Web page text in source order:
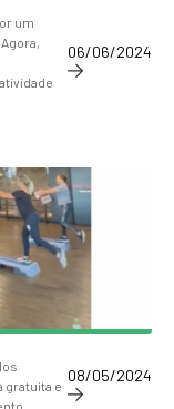
um
06/06/2024
gratuita e
08/05/2024